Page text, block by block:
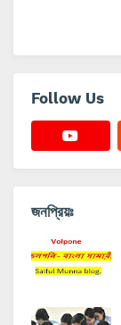
Follow Us
জনপ্রিয়ঃ